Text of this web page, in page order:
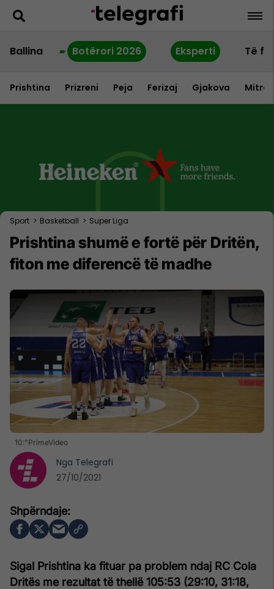
Ballina Botërori 2026 Eksperti Të
Prishtina Prizreni Peja Ferizaj Gjakova
Sport > Basketball > Super Liga
Prishtina shumë e fortë për Dritën,
fiton me diferencë të madhe
10:"PrimeVideo
Sigal Prishtina ka fituar pa problem ndaj RC Cola
Dritës me rezultat të thellë 105:53 (29:10, 31:18,
Nga Telegrafi
27/10/2021